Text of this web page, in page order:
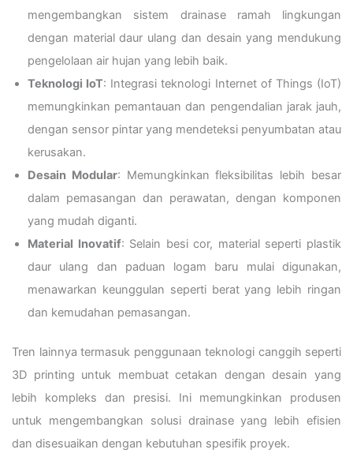
mengembangkan sistem drainase ramah lingkungan
dengan material daur ulang dan desain yang mendukung
pengelolaan air hujan yang lebih baik.
Teknologi IoT: Integrasi teknologi Internet of Things (IoT)
memungkinkan pemantauan dan pengendalian jarak jauh,
dengan sensor pintar yang mendeteksi penyumbatan atau
kerusakan.
Desain Modular: Memungkinkan fleksibilitas lebih besar
dalam pemasangan dan perawatan, dengan komponen
yang mudah diganti.
Material Inovatif: Selain besi cor, material seperti plastik
daur ulang dan paduan logam baru mulai digunakan,
menawarkan keunggulan seperti berat yang lebih ringan
dan kemudahan pemasangan.
Tren lainnya termasuk penggunaan teknologi canggih seperti
3D printing untuk membuat cetakan dengan desain yang
lebih kompleks dan presisi. Ini memungkinkan produsen
untuk mengembangkan solusi drainase yang lebih efisien
dan disesuaikan dengan kebutuhan spesifik proyek.